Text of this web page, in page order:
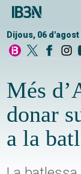
Dijous, 06 d'agost
Més
donar
a la